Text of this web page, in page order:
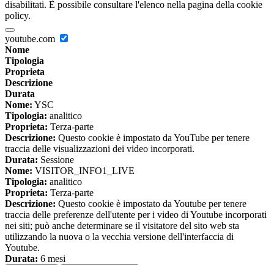
disabilitati. È possibile consultare l'elenco nella pagina della cookie
policy.
youtube.com
Nome
Tipologia
Proprieta
Descrizione
Durata
Nome: YSC
Tipologia: analitico
Proprieta: Terza-parte
Descrizione: Questo cookie è impostato da YouTube per tenere
traccia delle visualizzazioni dei video incorporati.
Durata: Sessione
Nome: VISITOR_INFO1_LIVE
Tipologia: analitico
Proprieta: Terza-parte
Descrizione: Questo cookie è impostato da Youtube per tenere
traccia delle preferenze dell'utente per i video di Youtube incorporati
nei siti; può anche determinare se il visitatore del sito web sta
utilizzando la nuova o la vecchia versione dell'interfaccia di
Youtube.
Durata: 6 mesi